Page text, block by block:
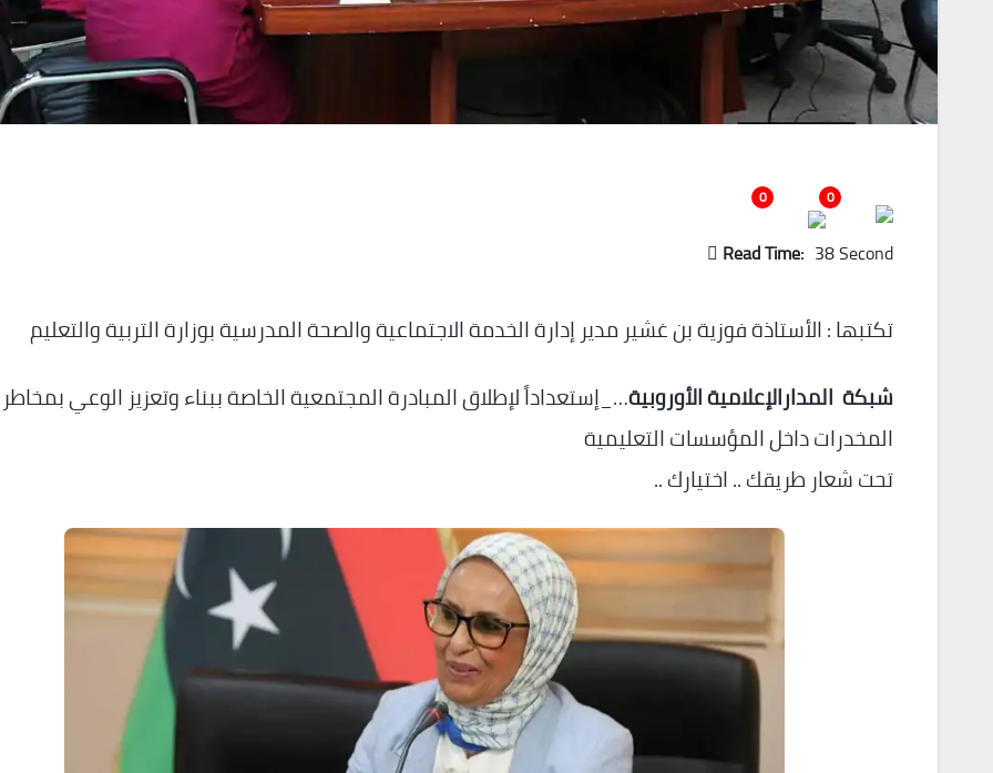
0
0
Read Time: 38 Second
تكتبها : الأستاذة فوزية بن غشير مدير إدارة الخدمة الاجتماعية والصحة المدرسية بوزارة التربية والتعليم
شبكة المدارالإعلامية الأوروبية…_إستعداداً لإطلاق المبادرة المجتمعية الخاصة ببناء وتعزيز الوعي بمخاطر
المخدرات داخل المؤسسات التعليمية
تحت شعار طريقك .. اختيارك ..